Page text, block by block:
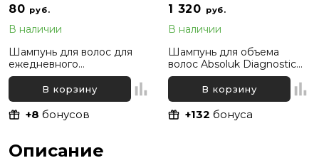
80 руб.
В наличии
Шампунь для волос для
ежедневного
использования Elgon
Primaria Biodaily Shampoo,
10 мл
В корзину
+8 бонусов
1 320 руб.
В наличии
Шампунь для объема
волос Absoluk Diagnostic
Volume Shampoo, 300 мл
В корзину
+132 бонуса
Описание